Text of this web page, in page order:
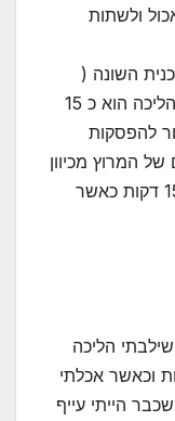
מנת לאכול ולשתות
השונה (
למרחקים הארוכים) הוא שונה וזמן ההליכה הוא כ 15
להפסקות
המרוץ מכיוון
ויהיה לך קשה לרוץ היטב למעלה מ 15 דקות כאשר
הליכה
וכאשר אכלתי
הייתי עייף